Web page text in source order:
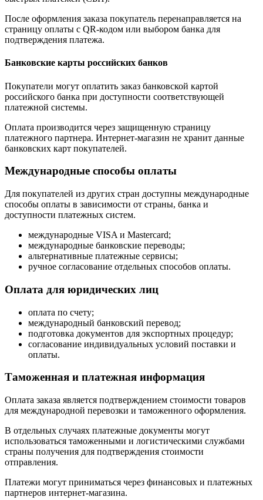
После оформления заказа покупатель перенаправляется на
страницу оплаты с QR-кодом или выбором банка для
подтверждения платежа.
Банковские карты российских банков
Покупатели могут оплатить заказ банковской картой
российского банка при доступности соответствующей
платежной системы.
Оплата производится через защищенную страницу
платежного партнера. Интернет-магазин не хранит данные
банковских карт покупателей.
Международные способы оплаты
Для покупателей из других стран доступны международные
способы оплаты в зависимости от страны, банка и
доступности платежных систем.
международные VISA и Mastercard;
международные банковские переводы;
альтернативные платежные сервисы;
ручное согласование отдельных способов оплаты.
Оплата для юридических лиц
оплата по счету;
международный банковский перевод;
подготовка документов для экспортных процедур;
согласование индивидуальных условий поставки и
оплаты.
Таможенная и платежная информация
Оплата заказа является подтверждением стоимости товаров
для международной перевозки и таможенного оформления.
В отдельных случаях платежные документы могут
использоваться таможенными и логистическими службами
страны получения для подтверждения стоимости
отправления.
Платежи могут приниматься через финансовых и платежных
партнеров интернет-магазина.